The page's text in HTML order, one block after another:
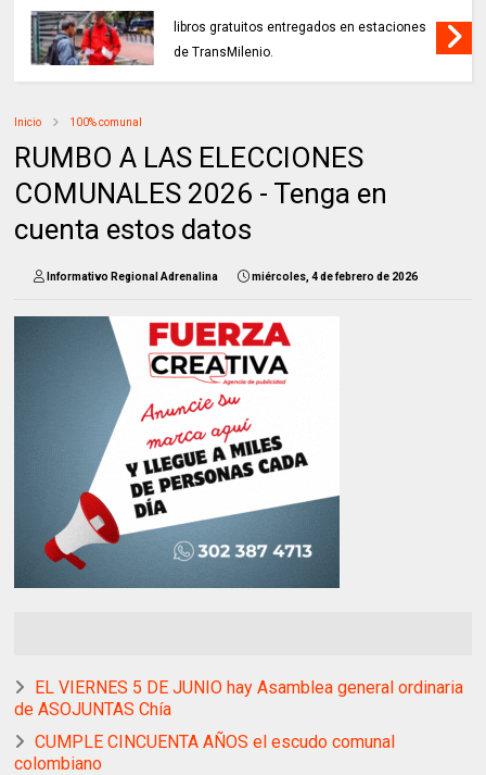
libros gratuitos entregados en estaciones
de TransMilenio.
Inicio 100% comunal
RUMBO A LAS ELECCIONES
COMUNALES 2026 - Tenga en
cuenta estos datos
Informativo Regional Adrenalina miércoles, 4 de febrero de 2026
EL VIERNES 5 DE JUNIO hay Asamblea general ordinaria
de ASOJUNTAS Chía
CUMPLE CINCUENTA AÑOS el escudo comunal
colombiano